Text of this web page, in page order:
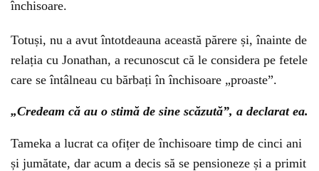
închisoare.
Totuși, nu a avut întotdeauna această părere și, înainte de
relația cu Jonathan, a recunoscut că le considera pe fetele
care se întâlneau cu bărbați în închisoare „proaste”.
„Credeam că au o stimă de sine scăzută”, a declarat ea.
Tameka a lucrat ca ofițer de închisoare timp de cinci ani
și jumătate, dar acum a decis să se pensioneze și a primit